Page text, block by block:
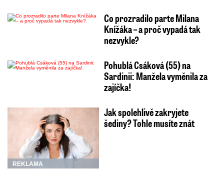
Co prozradilo parte Milana
Knížáka – a proč vypadá tak
nezvykle?
Pohublá Csáková (55) na
Sardinii: Manžela vyměnila za
zajíčka!
REKLAMA
Jak spolehlivě zakryjete
šediny? Tohle musíte znát